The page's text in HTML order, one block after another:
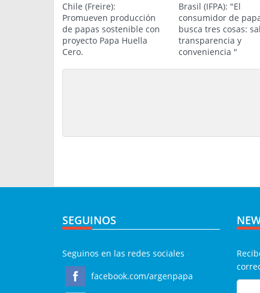
Chile (Freire):
Promueven producción
de papas sostenible con
proyecto Papa Huella
Cero.
Brasil (IFPA): "El
consumidor de
busca tres cosas:
transparencia y
conveniencia "
SEGUINOS
Seguinos en las redes sociales
facebook.com/argenpapa